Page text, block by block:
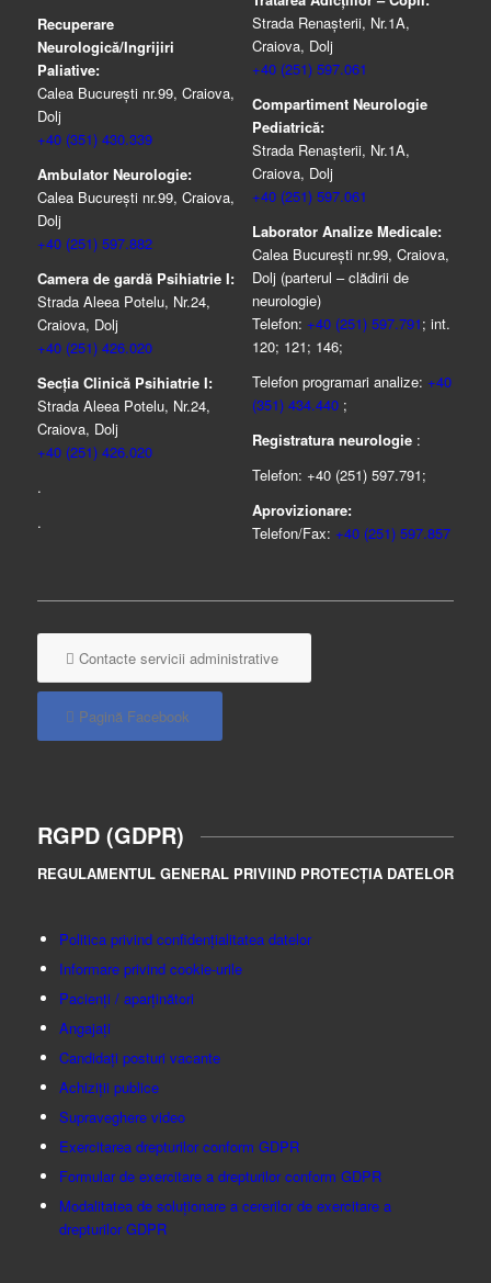
Recuperare
Neurologică/Ingrijiri
Paliative:
Calea București nr.99, Craiova,
Dolj
+40 (351) 430.339
Ambulator Neurologie:
Calea București nr.99, Craiova,
Dolj
+40 (251) 597.882
Camera de gardă Psihiatrie I:
Strada Aleea Potelu, Nr.24,
Craiova, Dolj
+40 (251) 426.020
Secția Clinică Psihiatrie I:
Strada Aleea Potelu, Nr.24,
Craiova, Dolj
+40 (251) 426.020
.
.
Strada Renașterii, Nr.1A,
Craiova, Dolj
+40 (251) 597.061
Compartiment Neurologie
Pediatrică:
Strada Renaşterii, Nr.1A,
Craiova, Dolj
+40 (251) 597.061
Laborator Analize Medicale:
Calea București nr.99, Craiova,
Dolj (parterul – clădirii de
neurologie)
Telefon: +40 (251) 597.791; int.
120; 121; 146;
Telefon programari analize: +40
(351) 434.440 ;
Registratura neurologie :
Telefon: +40 (251) 597.791;
Aprovizionare:
Telefon/Fax: +40 (251) 597.857
Contacte servicii administrative
Pagină Facebook
RGPD (GDPR)
REGULAMENTUL GENERAL PRIVIIND PROTECȚIA DATELOR
Politica privind confidențialitatea datelor
Informare privind cookie-urile
Pacienți / aparținători
Angajați
Candidați posturi vacante
Achiziții publice
Supraveghere video
Exercitarea drepturilor conform GDPR
Formular de exercitare a drepturilor conform GDPR
Modalitatea de soluționare a cererilor de exercitare a
drepturilor GDPR